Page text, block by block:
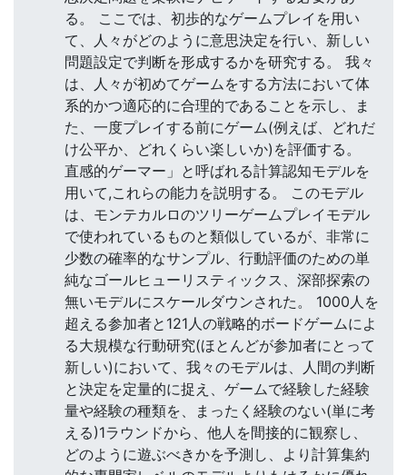
る。 ここでは、初歩的なゲームプレイを用い
て、人々がどのように意思決定を行い、新しい
問題設定で判断を形成するかを研究する。 我々
は、人々が初めてゲームをする方法において体
系的かつ適応的に合理的であることを示し、ま
た、一度プレイする前にゲーム(例えば、どれだ
け公平か、どれくらい楽しいか)を評価する。
直感的ゲーマー」と呼ばれる計算認知モデルを
用いて,これらの能力を説明する。 このモデル
は、モンテカルロのツリーゲームプレイモデル
で使われているものと類似しているが、非常に
少数の確率的なサンプル、行動評価のための単
純なゴールヒューリスティックス、深部探索の
無いモデルにスケールダウンされた。 1000人を
超える参加者と121人の戦略的ボードゲームによ
る大規模な行動研究(ほとんどが参加者にとって
新しい)において、我々のモデルは、人間の判断
と決定を定量的に捉え、ゲームで経験した経験
量や経験の種類を、まったく経験のない(単に考
える)1ラウンドから、他人を間接的に観察し、
どのように遊ぶべきかを予測し、より計算集約